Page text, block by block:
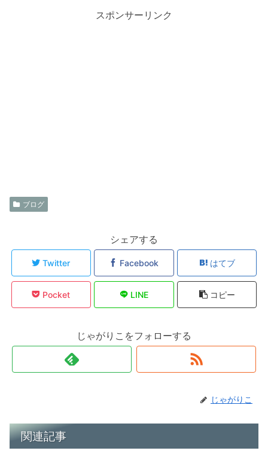
スポンサーリンク
ブログ
シェアする
Twitter Facebook はてブ
Pocket LINE コピー
じゃがりこをフォローする
じゃがりこ
関連記事